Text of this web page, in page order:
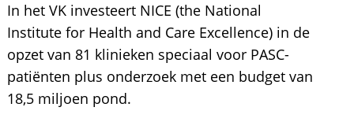
In het VK investeert NICE (the National
Institute for Health and Care Excellence) in de
opzet van 81 klinieken speciaal voor PASC-
patiënten plus onderzoek met een budget van
18,5 miljoen pond.